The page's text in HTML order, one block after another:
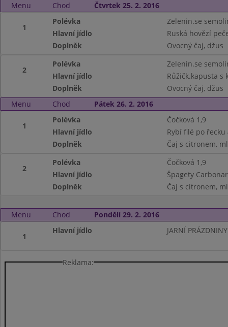
Menu
Chod Čtvrtek 25. 2. 2016
1
Polévka
Zelenin.se
Hlavní jídlo
Ruská hovězí
Doplněk
Ovocný čaj, džus
2
Polévka
Zelenin.se
Hlavní jídlo
Růžičk.kapusta s
Doplněk
Ovocný čaj, džus
Menu
Chod Pátek 26. 2. 2016
1
Polévka
Čočková 1,9
Hlavní jídlo
Rybí filé po
Doplněk
Čaj s citronem,
2
Polévka
Čočková 1,9
Hlavní jídlo
Špagety
Doplněk
Čaj s citronem,
Menu Chod Pondělí 29. 2. 2016
1
Hlavní jídlo JARNÍ PRÁZDNINY
Reklama: